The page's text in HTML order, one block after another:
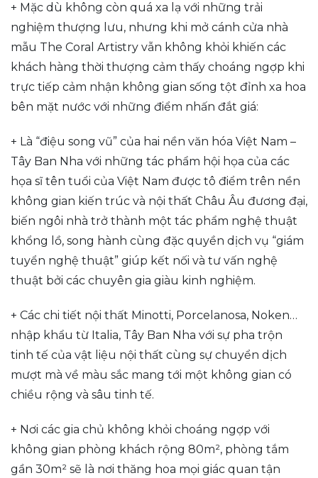
+ Mặc dù không còn quá xa lạ với những trải
nghiệm thượng lưu, nhưng khi mở cánh cửa nhà
mẫu The Coral Artistry vẫn không khỏi khiến các
khách hàng thời thượng cảm thấy choáng ngợp khi
trực tiếp cảm nhận không gian sống tột đỉnh xa hoa
bên mặt nước với những điểm nhấn đắt giá:
+ Là “điệu song vũ” của hai nền văn hóa Việt Nam –
Tây Ban Nha với những tác phẩm hội họa của các
họa sĩ tên tuổi của Việt Nam được tô điểm trên nền
không gian kiến trúc và nội thất Châu Âu đương đại,
biến ngôi nhà trở thành một tác phẩm nghệ thuật
khổng lồ, song hành cùng đặc quyền dịch vụ “giám
tuyển nghệ thuật” giúp kết nối và tư vấn nghệ
thuật bởi các chuyên gia giàu kinh nghiệm.
+ Các chi tiết nội thất Minotti, Porcelanosa, Noken…
nhập khẩu từ Italia, Tây Ban Nha với sự pha trộn
tinh tế của vật liệu nội thất cùng sự chuyển dịch
mượt mà về màu sắc mang tới một không gian có
chiều rộng và sâu tinh tế.
+ Nơi các gia chủ không khỏi choáng ngợp với
không gian phòng khách rộng 80m², phòng tắm
gần 30m² sẽ là nơi thăng hoa mọi giác quan tận